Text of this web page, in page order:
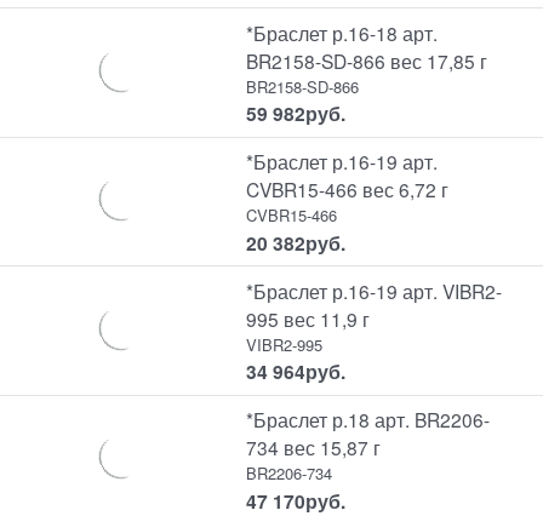
*Браслет р.16-18 арт.
BR2158-SD-866 вес 17,85 г
BR2158-SD-866
59 982руб.
*Браслет р.16-19 арт.
CVBR15-466 вес 6,72 г
CVBR15-466
20 382руб.
*Браслет р.16-19 арт. VIBR2-
995 вес 11,9 г
VIBR2-995
34 964руб.
*Браслет р.18 арт. BR2206-
734 вес 15,87 г
BR2206-734
47 170руб.